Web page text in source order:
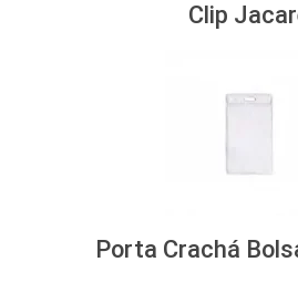
Clip
Porta Crachá